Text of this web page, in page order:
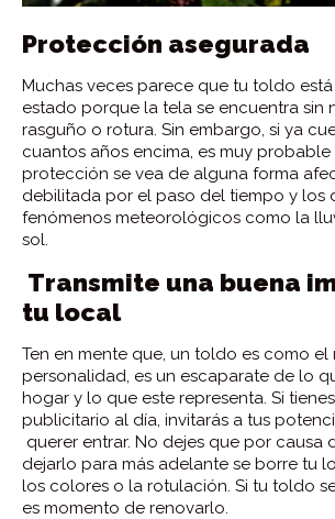
Protección asegurada
Muchas veces parece que tu toldo
estado porque la tela se encuentra sin
rasguño o rotura. Sin embargo, si ya
cuantos años encima, es muy
protección se vea de alguna forma
debilitada por el paso del tiempo y los
fenómenos meteorológicos como la
sol.
Transmite una buena
tu local
Ten en mente que, un toldo es como el
personalidad, es un escaparate de lo
hogar y lo que este representa. Si
publicitario al día, invitarás a tus
querer entrar. No dejes que por causa
dejarlo para más adelante se borre tu
los colores o la rotulación. Si tu toldo
es momento de renovarlo.